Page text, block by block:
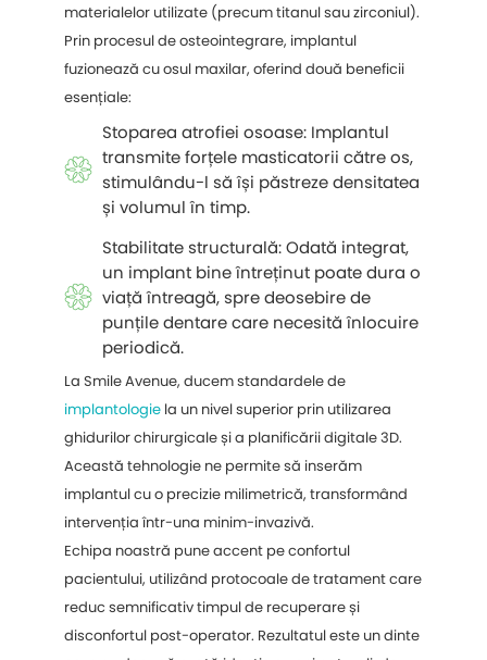
materialelor utilizate (precum titanul sau zirconiul).
Prin procesul de osteointegrare, implantul
fuzionează cu osul maxilar, oferind două beneficii
esențiale:
Stoparea atrofiei osoase: Implantul
transmite forțele masticatorii către os,
stimulându-l să își păstreze densitatea
și volumul în timp.
Stabilitate structurală: Odată integrat,
un implant bine întreținut poate dura o
viață întreagă, spre deosebire de
punțile dentare care necesită înlocuire
periodică.
La Smile Avenue, ducem standardele de
implantologiela un nivel superior prin utilizarea
ghidurilor chirurgicale și a planificării digitale 3D.
Această tehnologie ne permite să inserăm
implantul cu o precizie milimetrică, transformând
intervenția într-una minim-invazivă.
Echipa noastră pune accent pe confortul
pacientului, utilizând protocoale de tratament care
reduc semnificativ timpul de recuperare și
disconfortul post-operator. Rezultatul este un dinte